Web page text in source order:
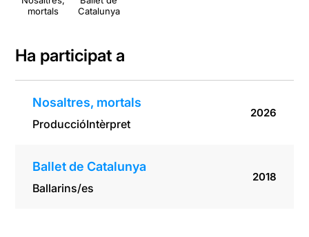
mortals
Catalunya
Ha participat a
Nosaltres, mortals
ProduccióIntèrpret
2026
Ballet de Catalunya
Ballarins/es
2018